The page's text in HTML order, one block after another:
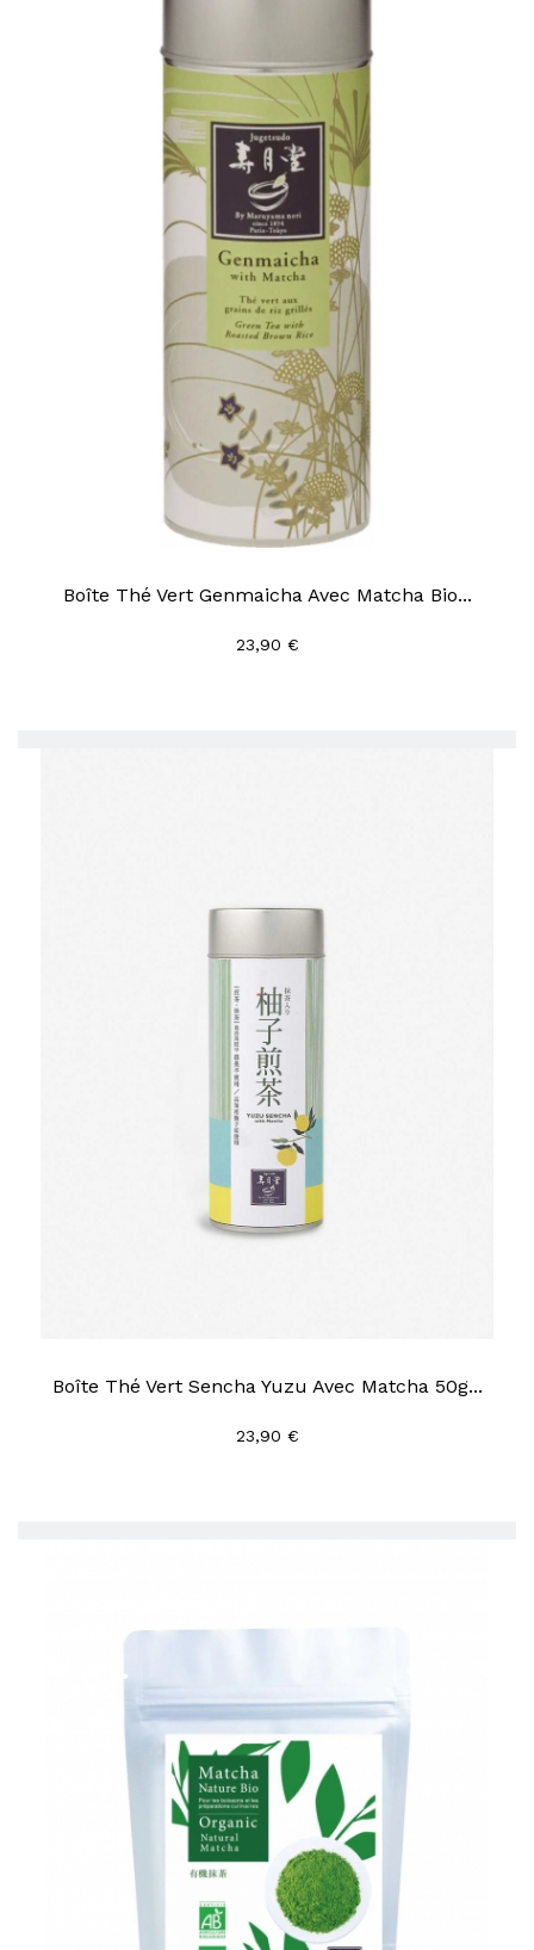
Boîte Thé Vert Genmaicha Avec Matcha Bio...
23,90 €
Boîte Thé Vert Sencha Yuzu Avec Matcha 50g...
23,90 €